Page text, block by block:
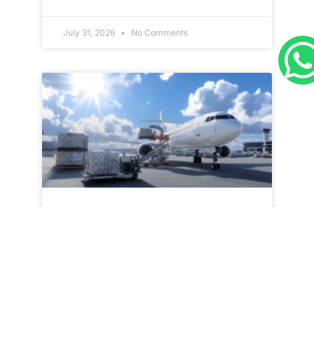
July 31, 2026 No Comments